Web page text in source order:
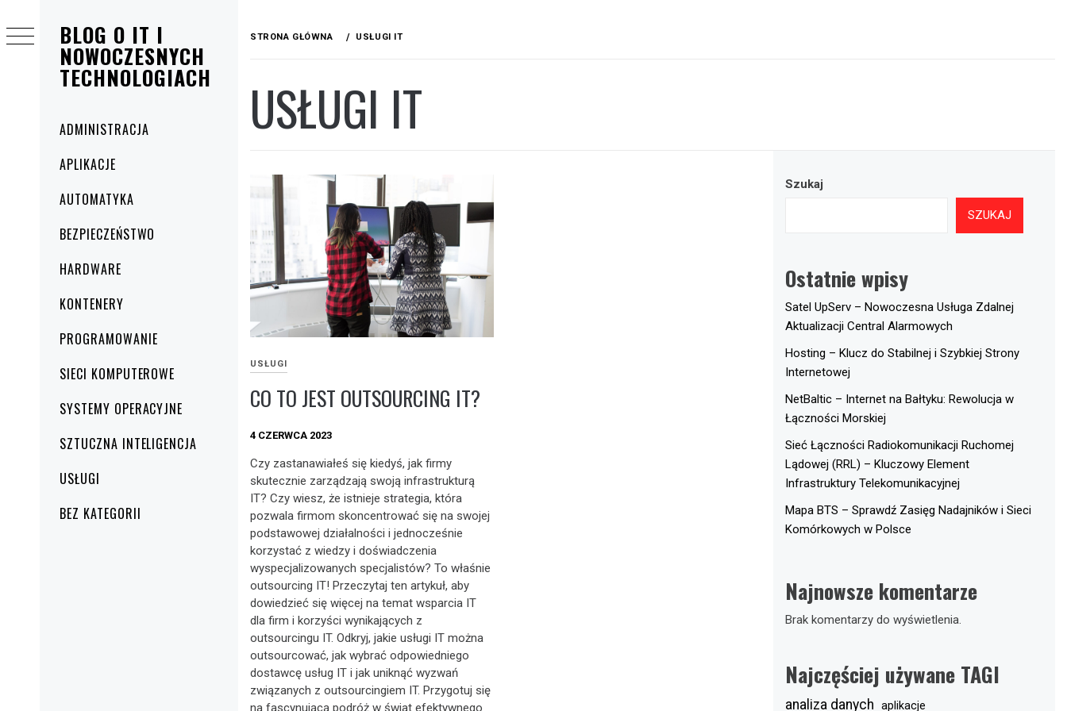
BLOG O IT I
NOWOCZESNYCH
TECHNOLOGIACH
główne
ADMINISTRACJA
APLIKACJE
AUTOMATYKA
BEZPIECZEŃSTWO
HARDWARE
KONTENERY
PROGRAMOWANIE
SIECI KOMPUTEROWE
SYSTEMY OPERACYJNE
SZTUCZNA INTELIGENCJA
USŁUGI
BEZ KATEGORII
do
treści
STRONA GŁÓWNA USŁUGI IT
USŁUGI IT
USŁUGI
CO TO JEST OUTSOURCING IT?
4 CZERWCA 2023
Czy zastanawiałeś się kiedyś, jak firmy
skutecznie zarządzają swoją infrastrukturą
IT? Czy wiesz, że istnieje strategia, która
pozwala firmom skoncentrować się na swojej
podstawowej działalności i jednocześnie
korzystać z wiedzy i doświadczenia
wyspecjalizowanych specjalistów? To właśnie
outsourcing IT! Przeczytaj ten artykuł, aby
dowiedzieć się więcej na temat wsparcia IT
dla firm i korzyści wynikających z
outsourcingu IT. Odkryj, jakie usługi IT można
outsourcować, jak wybrać odpowiedniego
dostawcę usług IT i jak uniknąć wyzwań
związanych z outsourcingiem IT. Przygotuj się
na fascynującą podróż w świat efektywnego
Szukaj
SZUKAJ
Ostatnie wpisy
Satel UpServ – Nowoczesna Usługa Zdalnej
Aktualizacji Central Alarmowych
Hosting – Klucz do Stabilnej i Szybkiej Strony
Internetowej
NetBaltic – Internet na Bałtyku: Rewolucja w
Łączności Morskiej
Sieć Łączności Radiokomunikacji Ruchomej
Lądowej (RRL) – Kluczowy Element
Infrastruktury Telekomunikacyjnej
Mapa BTS – Sprawdź Zasięg Nadajników i Sieci
Komórkowych w Polsce
Najnowsze komentarze
Brak komentarzy do wyświetlenia.
Najczęściej używane TAGI
analiza danych aplikacje